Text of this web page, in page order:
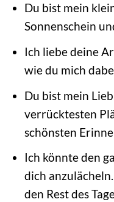
Du bist mein
Sonnenschein
Ich liebe deine
wie du mich
Du bist mein
verrücktesten
schönsten
Ich könnte den
dich
den Rest des